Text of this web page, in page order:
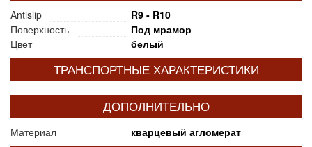
Antislip
R9 - R10
Поверхность
Под мрамор
Цвет
белый
ТРАНСПОРТНЫЕ ХАРАКТЕРИСТИКИ
ДОПОЛНИТЕЛЬНО
Материал кварцевый агломерат